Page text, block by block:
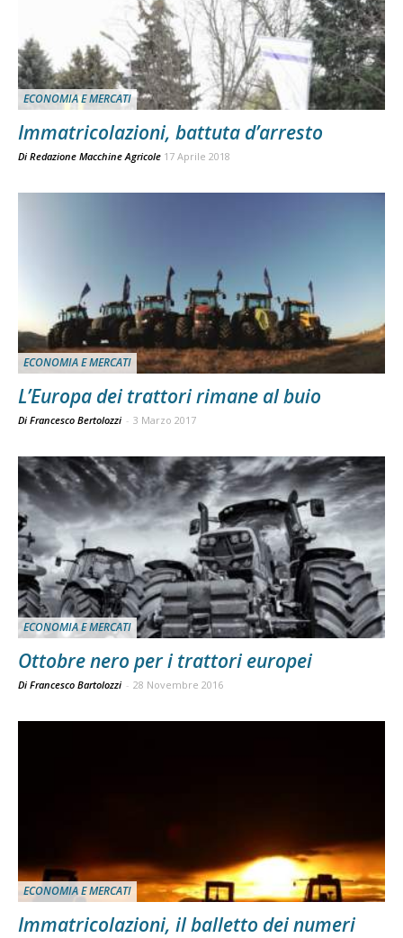
ECONOMIA E MERCATI
Immatricolazioni, battuta d’arresto
Di Redazione Macchine Agricole 17 Aprile 2018
ECONOMIA E MERCATI
L’Europa dei trattori rimane al buio
Di Francesco Bertolozzi - 3 Marzo 2017
ECONOMIA E MERCATI
Ottobre nero per i trattori europei
Di Francesco Bartolozzi - 28 Novembre 2016
ECONOMIA E MERCATI
Immatricolazioni, il balletto dei numeri